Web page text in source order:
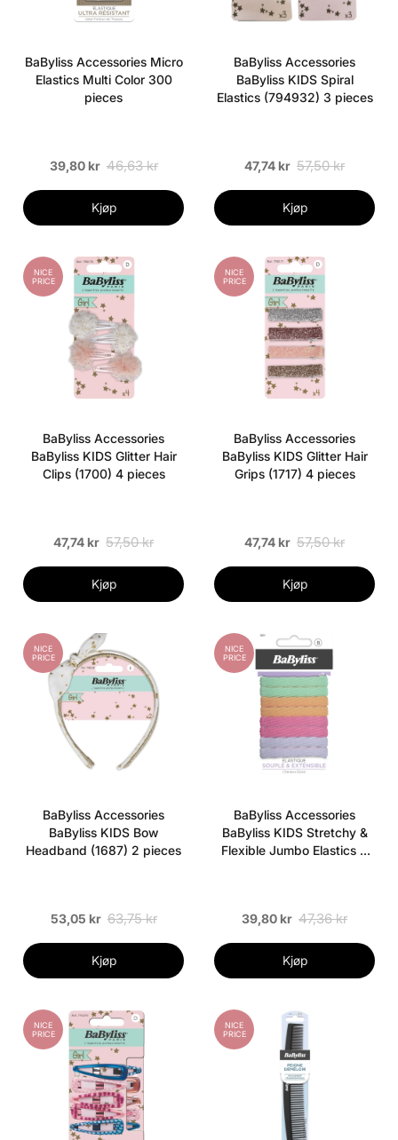
BaByliss Accessories Micro
Elastics Multi Color 300
pieces
39,80 kr 46,63 kr
Kjøp
BaByliss Accessories
BaByliss KIDS Spiral
Elastics (794932) 3 pieces
47,74 kr 57,50 kr
Kjøp
NICE
PRICE
BaByliss Accessories
BaByliss KIDS Glitter Hair
Clips (1700) 4 pieces
47,74 kr 57,50 kr
Kjøp
NICE
PRICE
BaByliss Accessories
BaByliss KIDS Glitter Hair
Grips (1717) 4 pieces
47,74 kr 57,50 kr
Kjøp
NICE
PRICE
BaByliss Accessories
BaByliss KIDS Bow
Headband (1687) 2 pieces
53,05 kr 63,75 kr
Kjøp
NICE
PRICE
BaByliss Accessories
BaByliss KIDS Stretchy &
Flexible Jumbo Elastics 8
39,80 kr 47,36 kr
Kjøp
NICE
PRICE
NICE
PRICE